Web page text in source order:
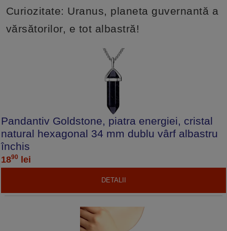
Curiozitate: Uranus, planeta guvernantă a
vărsătorilor, e tot albastră!
Pandantiv Goldstone, piatra energiei, cristal
natural hexagonal 34 mm dublu vârf albastru
închis
1890 lei
DETALII